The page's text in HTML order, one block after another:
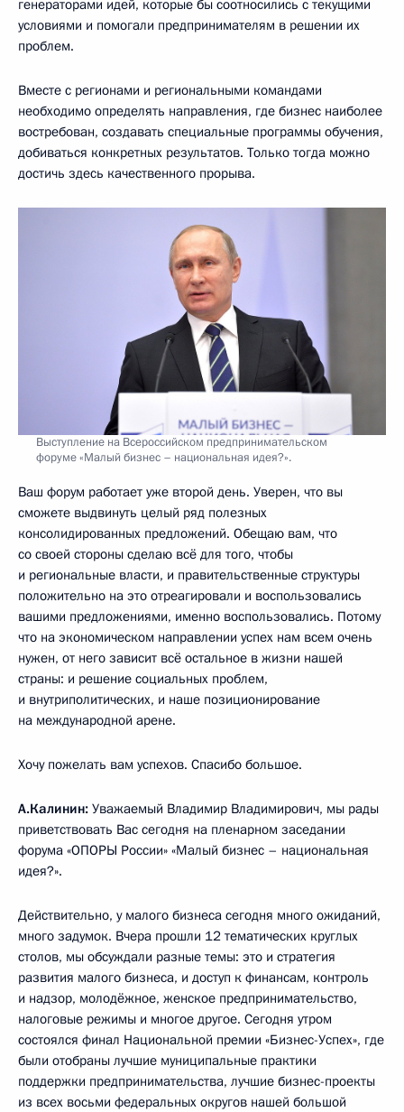
генераторами идей, которые бы соотносились с текущими
условиями и помогали предпринимателям в решении их
проблем.
Вместе с регионами и региональными командами
необходимо определять направления, где бизнес наиболее
востребован, создавать специальные программы обучения,
добиваться конкретных результатов. Только тогда можно
достичь здесь качественного прорыва.
Выступление на Всероссийском предпринимательском
форуме «Малый бизнес – национальная идея?».
Ваш форум работает уже второй день. Уверен, что вы
сможете выдвинуть целый ряд полезных
консолидированных предложений. Обещаю вам, что
со своей стороны сделаю всё для того, чтобы
и региональные власти, и правительственные структуры
положительно на это отреагировали и воспользовались
вашими предложениями, именно воспользовались. Потому
что на экономическом направлении успех нам всем очень
нужен, от него зависит всё остальное в жизни нашей
страны: и решение социальных проблем,
и внутриполитических, и наше позиционирование
на международной арене.
Хочу пожелать вам успехов. Спасибо большое.
А.Калинин: Уважаемый Владимир Владимирович, мы рады
приветствовать Вас сегодня на пленарном заседании
форума «ОПОРЫ России» «Малый бизнес – национальная
идея?».
Действительно, у малого бизнеса сегодня много ожиданий,
много задумок. Вчера прошли 12 тематических круглых
столов, мы обсуждали разные темы: это и стратегия
развития малого бизнеса, и доступ к финансам, контроль
и надзор, молодёжное, женское предпринимательство,
налоговые режимы и многое другое. Сегодня утром
состоялся финал Национальной премии «Бизнес-Успех», где
были отобраны лучшие муниципальные практики
поддержки предпринимательства, лучшие бизнес-проекты
из всех восьми федеральных округов нашей большой